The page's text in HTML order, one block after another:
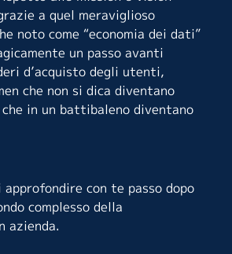
a quel meraviglioso
noto come “economia dei dati”
un passo avanti
d’acquisto degli utenti,
che non si dica diventano
in un battibaleno diventano
con te passo dopo
complesso della
azienda.